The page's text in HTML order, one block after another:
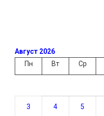
Август 2026
Пн
Вт Ср
3 4 5